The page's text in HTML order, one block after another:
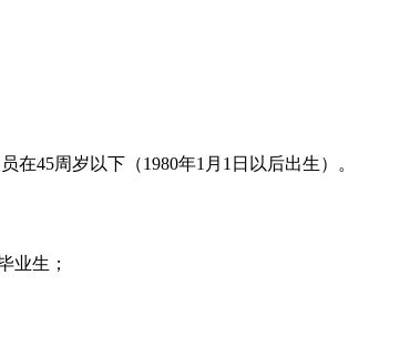
在45周岁以下（1980年1月1日以后出生）。
业生；